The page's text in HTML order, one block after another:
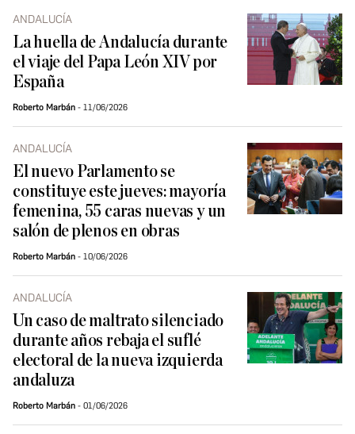
ANDALUCÍA
La huella de Andalucía durante
el viaje del Papa León XIV por
España
Roberto Marbán 11/06/2026
ANDALUCÍA
El nuevo Parlamento se
constituye este jueves: mayoría
femenina, 55 caras nuevas y un
salón de plenos en obras
Roberto Marbán 10/06/2026
ANDALUCÍA
Un caso de maltrato silenciado
durante años rebaja el suflé
electoral de la nueva izquierda
andaluza
Roberto Marbán 01/06/2026